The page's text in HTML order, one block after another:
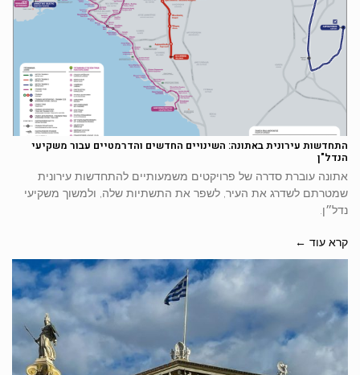
התחדשות עירונית באתונה: השינויים החדשים והדרמטיים עבור משקיעי
הנדל"ן
אתונה עוברת סדרה של פרויקטים משמעותיים להתחדשות עירונית
שמטרתם לשדרג את העיר, לשפר את התשתיות שלה, ולמשוך משקיעי
נדל״ן.
קרא עוד ←